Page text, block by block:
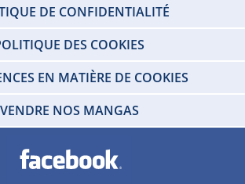
DE CONFIDENTIALITÉ
DES COOKIES
EN MATIÈRE DE COOKIES
VENDRE NOS MANGAS